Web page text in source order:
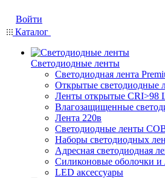
Войти
Каталог
Светодиодные ленты
Светодиодная лента
Открытые светодиодные
Ленты открытые CRI>98
Влагозащищенные
Лента 220в
Светодиодные ленты
Наборы светодиодных
Адресная светодиодная
Силиконовые оболочки и
LED аксессуары